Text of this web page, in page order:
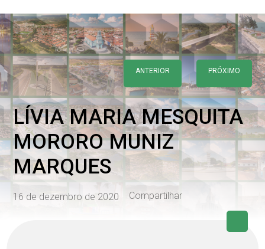
ANTERIOR PRÓXIMO
LÍVIA MARIA MESQUITA
MORORO MUNIZ
MARQUES
16 de dezembro de 2020 Compartilhar